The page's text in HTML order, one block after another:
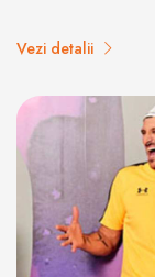
Vezi detalii